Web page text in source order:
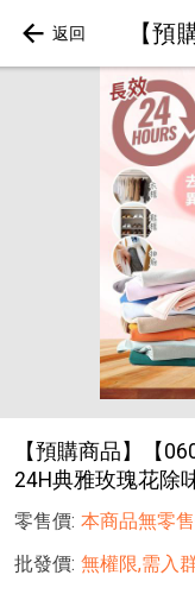
【預購商品】【
24H典雅玫瑰花除
零售價: 本商品無零
批發價: 無權限,需入